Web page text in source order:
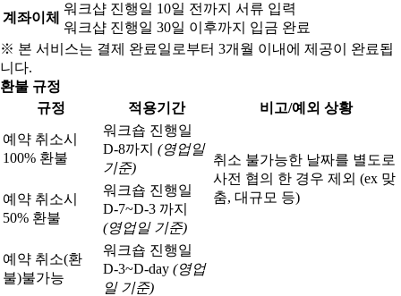
계좌이체
워크샵 진행일 10일 전까지 서류 입력
워크샵 진행일 30일 이후까지 입금 완료
※ 본 서비스는 결제 완료일로부터 3개월 이내에 제공이 완료됩
니다.
환불 규정
규정
적용기간 비고/예외 상황
예약 취소시
100% 환불
워크숍 진행일
D-8까지 (영업일
기준)
취소 불가능한 날짜를 별도로
사전 협의 한 경우 제외 (ex 맞
춤, 대규모 등)
예약 취소시
50% 환불
워크숍 진행일
D-7~D-3 까지
(영업일 기준)
예약 취소(환
불)불가능
워크숍 진행일
D-3~D-day (영업
일 기준)